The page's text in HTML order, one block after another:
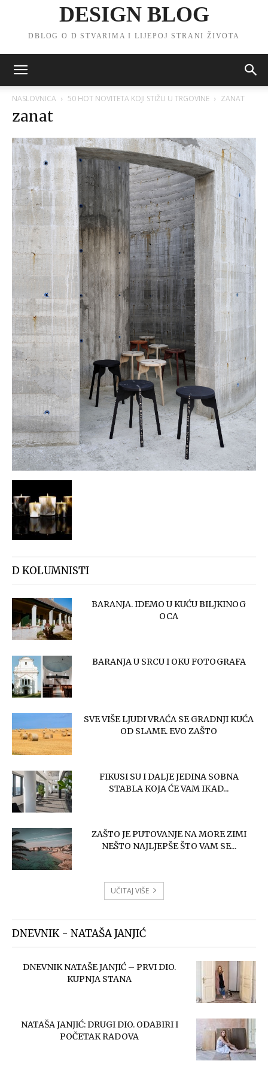
DESIGN BLOG
DBLOG O D STVARIMA I LIJEPOJ STRANI ŽIVOTA
NASLOVNICA 50 HOT NOVITETA KOJI STIŽU U TRGOVINE ZANAT
zanat
D KOLUMNISTI
BARANJA. IDEMO U KUĆU BILJKINOG
OCA
BARANJA U SRCU I OKU FOTOGRAFA
SVE VIŠE LJUDI VRAĆA SE GRADNJI KUĆA
OD SLAME. EVO ZAŠTO
FIKUSI SU I DALJE JEDINA SOBNA
STABLA KOJA ĆE VAM IKAD...
ZAŠTO JE PUTOVANJE NA MORE ZIMI
NEŠTO NAJLJEPŠE ŠTO VAM SE...
UČITAJ VIŠE
DNEVNIK - NATAŠA JANJIĆ
DNEVNIK NATAŠE JANJIĆ – PRVI DIO.
KUPNJA STANA
NATAŠA JANJIĆ: DRUGI DIO. ODABIRI I
POČETAK RADOVA